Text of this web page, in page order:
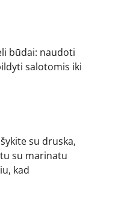
būdai: naudoti
salotomis iki
su druska,
su marinatu
kad